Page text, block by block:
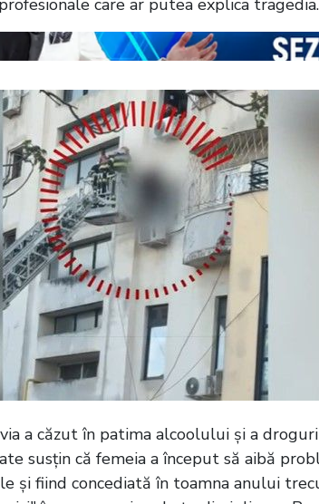
care ar putea explica tragedia.
a căzut în patima alcoolului și a
susțin că femeia a început să aibă
și fiind concediată în toamna anului